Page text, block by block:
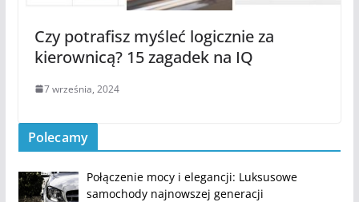
Czy potrafisz myśleć logicznie za
kierownicą? 15 zagadek na IQ
7 września, 2024
Polecamy
Połączenie mocy i elegancji: Luksusowe
samochody najnowszej generacji